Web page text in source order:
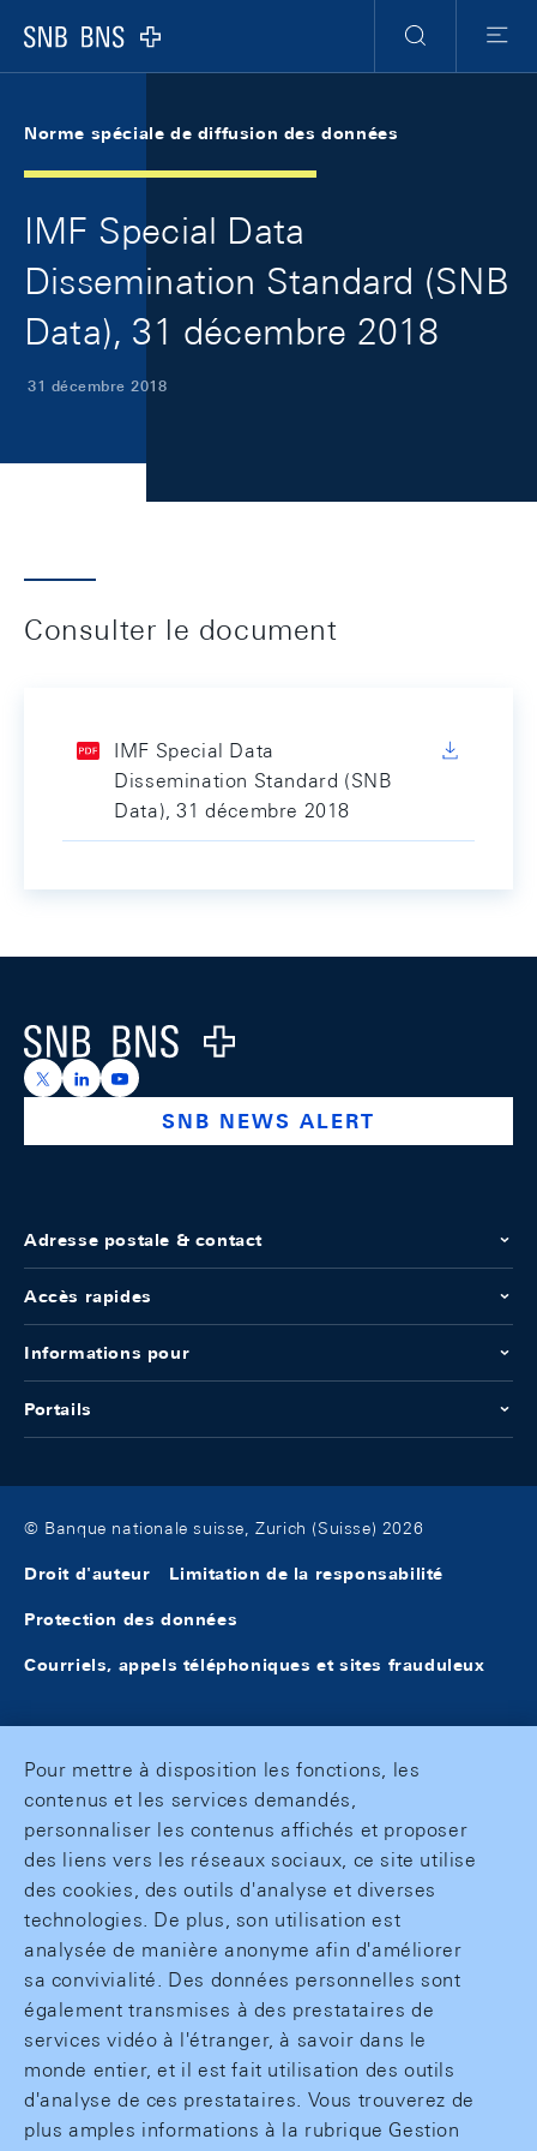
Logo
RechercheMenu
Norme spéciale de diffusion des données
IMF Special Data
Dissemination Standard (SNB
Data), 31 décembre 2018
31 décembre 2018
Consulter le document
IMF Special Data
Dissemination Standard (SNB
Data), 31 décembre 2018
Logo
https://x.com/snb_bns
https://ch.linkedin.com/company/swiss-national-
https://www.youtube.com/@swissnationalbank
SNB NEWS ALERT
Adresse postale & contact
Accès rapides
Informations pour
Portails
© Banque nationale suisse, Zurich (Suisse) 2026
Droit d'auteur Limitation de la responsabilité
Protection des données
Courriels, appels téléphoniques et sites frauduleux
Pour mettre à disposition les fonctions, les
contenus et les services demandés,
personnaliser les contenus affichés et proposer
des liens vers les réseaux sociaux, ce site utilise
des cookies, des outils d'analyse et diverses
technologies. De plus, son utilisation est
analysée de manière anonyme afin d'améliorer
sa convivialité. Des données personnelles sont
également transmises à des prestataires de
services vidéo à l'étranger, à savoir dans le
monde entier, et il est fait utilisation des outils
d'analyse de ces prestataires. Vous trouverez de
plus amples informations à la rubrique Gestion